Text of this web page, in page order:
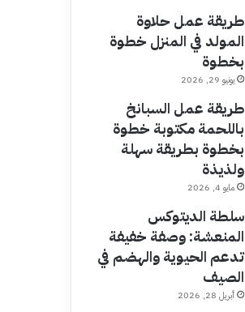
طريقة عمل حلاوة
المولد في المنزل خطوة
بخطوة
يونيو 29, 2026
طريقة عمل السبانخ
باللحمة مكتوبة خطوة
بخطوة بطريقة سهلة
ولذيذة
مايو 4, 2026
سلطة الديتوكس
المنعشة: وصفة خفيفة
تدعم الحيوية والهضم في
الصيف
أبريل 28, 2026